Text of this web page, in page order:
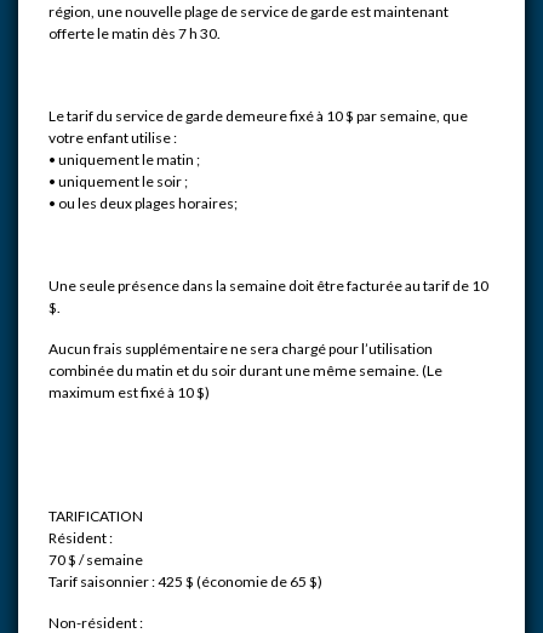
région, une nouvelle plage de service de garde est maintenant
offerte le matin dès 7 h 30.
Le tarif du service de garde demeure fixé à 10 $ par semaine, que
votre enfant utilise :
• uniquement le matin ;
• uniquement le soir ;
• ou les deux plages horaires;
Une seule présence dans la semaine doit être facturée au tarif de 10
$.
Aucun frais supplémentaire ne sera chargé pour l’utilisation
combinée du matin et du soir durant une même semaine. (Le
maximum est fixé à 10 $)
TARIFICATION
Résident :
70 $ / semaine
Tarif saisonnier : 425 $ (économie de 65 $)
Non-résident :